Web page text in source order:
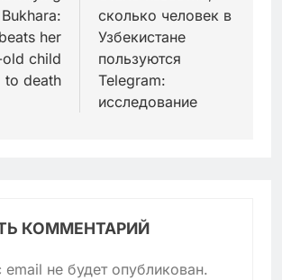
her
child
to death
сколько человек в
Узбекистане
пользуются
Telegram:
исследование
КОММЕНТАРИЙ
не будет опубликован.